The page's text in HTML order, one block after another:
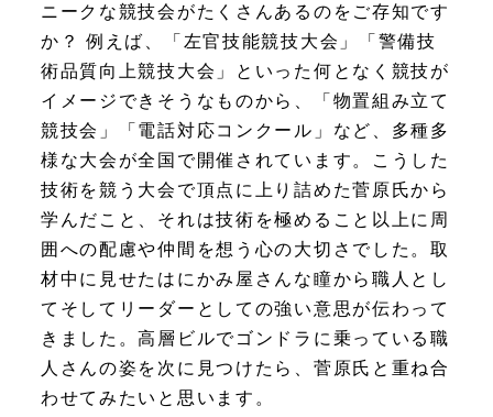
ニークな競技会がたくさんあるのをご存知です
か？ 例えば、「左官技能競技大会」「警備技
術品質向上競技大会」といった何となく競技が
イメージできそうなものから、「物置組み立て
競技会」「電話対応コンクール」など、多種多
様な大会が全国で開催されています。こうした
技術を競う大会で頂点に上り詰めた菅原氏から
学んだこと、それは技術を極めること以上に周
囲への配慮や仲間を想う心の大切さでした。取
材中に見せたはにかみ屋さんな瞳から職人とし
てそしてリーダーとしての強い意思が伝わって
きました。高層ビルでゴンドラに乗っている職
人さんの姿を次に見つけたら、菅原氏と重ね合
わせてみたいと思います。